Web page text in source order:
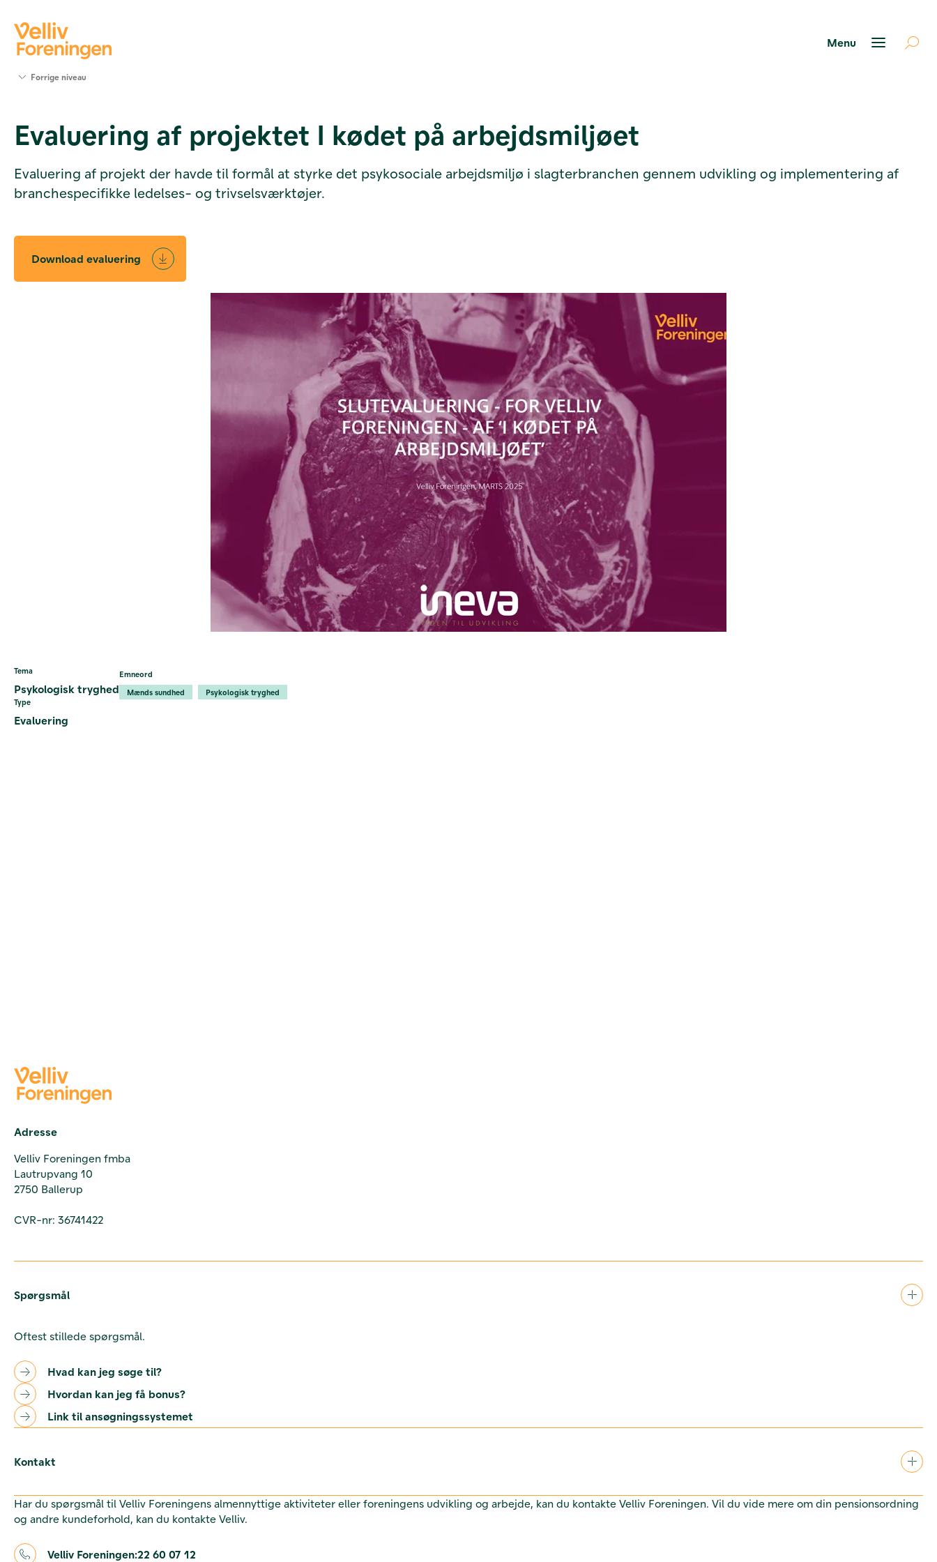
Værktøjer
og viden
Foreningen
Kontakt
Forrige niveau
Evaluering af projektet I kødet på arbejdsmiljøet
Evaluering af projekt der havde til formål at styrke det psykosociale arbejdsmiljø i slagterbranchen gennem udvikling og implementering af
branchespecifikke ledelses- og trivselsværktøjer.
Download evaluering
Tema
Psykologisk tryghed
Type
Evaluering
Emneord
Mænds sundhed
Psykologisk tryghed
Adresse
Velliv Foreningen fmba
Lautrupvang 10
2750 Ballerup
CVR-nr: 36741422
Spørgsmål
Oftest stillede spørgsmål.
Hvad kan jeg søge til?
Hvordan kan jeg få bonus?
Link til ansøgningssystemet
Kontakt
Har du spørgsmål til Velliv Foreningens almennyttige aktiviteter eller foreningens udvikling og arbejde, kan du kontakte Velliv Foreningen. Vil du vide mere om din pensionsordning
og andre kundeforhold, kan du kontakte Velliv.
Velliv Foreningen:22 60 07 12